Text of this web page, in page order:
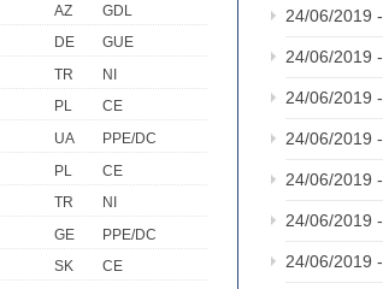
AZ
GDL
DE
GUE
TR
NI
PL
CE
UA
PPE/DC
PL
CE
TR
NI
GE
PPE/DC
SK
CE
24/06/2019 -
24/06/2019 -
24/06/2019 -
24/06/2019 -
24/06/2019 -
24/06/2019 -
24/06/2019 -